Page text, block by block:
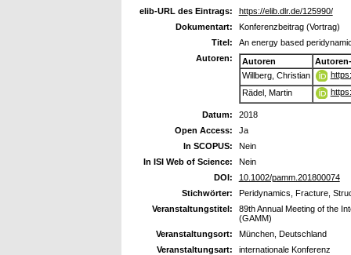
elib-URL des Eintrags:
https://elib.dlr.de/125990/
Dokumentart:
Konferenzbeitrag (Vortrag)
Titel:
An energy based
Autoren:
Autoren
Willberg, Christian
Rädel, Martin
Datum:
2018
Open Access:
Ja
In SCOPUS:
Nein
In ISI Web of Science:
Nein
DOI:
10.1002/pamm.201800074
Stichwörter:
Peridynamics, Fracture,
Veranstaltungstitel:
89th Annual Meeting of the
(GAMM)
Veranstaltungsort:
München, Deutschland
Veranstaltungsart:
internationale Konferenz